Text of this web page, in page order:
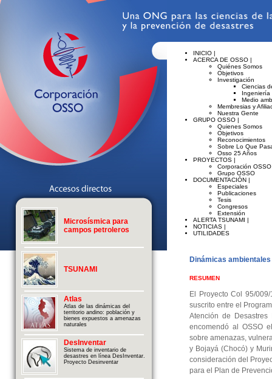
Microsísmica para
campos petroleros
TSUNAMI
Atlas
Atlas de las dinámicas del
territorio andino: población y
bienes expuestos a amenazas
naturales
DesInventar
Sistema de inventario de
desastres en línea DesInventar.
Proyecto Desinventar
INICIO |
ACERCA DE OSSO |
Quiénes Somos
Objetivos
Investigación
Ciencias
Ingeniería
Medio
Membresias y
Nuestra Gente
GRUPO OSSO |
Quienes Somos
Objetivos
Reconocimientos
Sobre Lo Que
Osso 25 Años
PROYECTOS |
Corporación OSSO
Grupo OSSO
DOCUMENTACIÓN |
Especiales
Publicaciones
Tesis
Congresos
Extensión
ALERTA TSUNAMI |
NOTICIAS |
UTILIDADES
Dinámicas
RESUMEN
El Proyecto Col 95/
suscrito entre el
Atención de
encomendó al OSSO
sobre amenazas,
y Bojayá (Chocó) y
consideración del
para el Plan de